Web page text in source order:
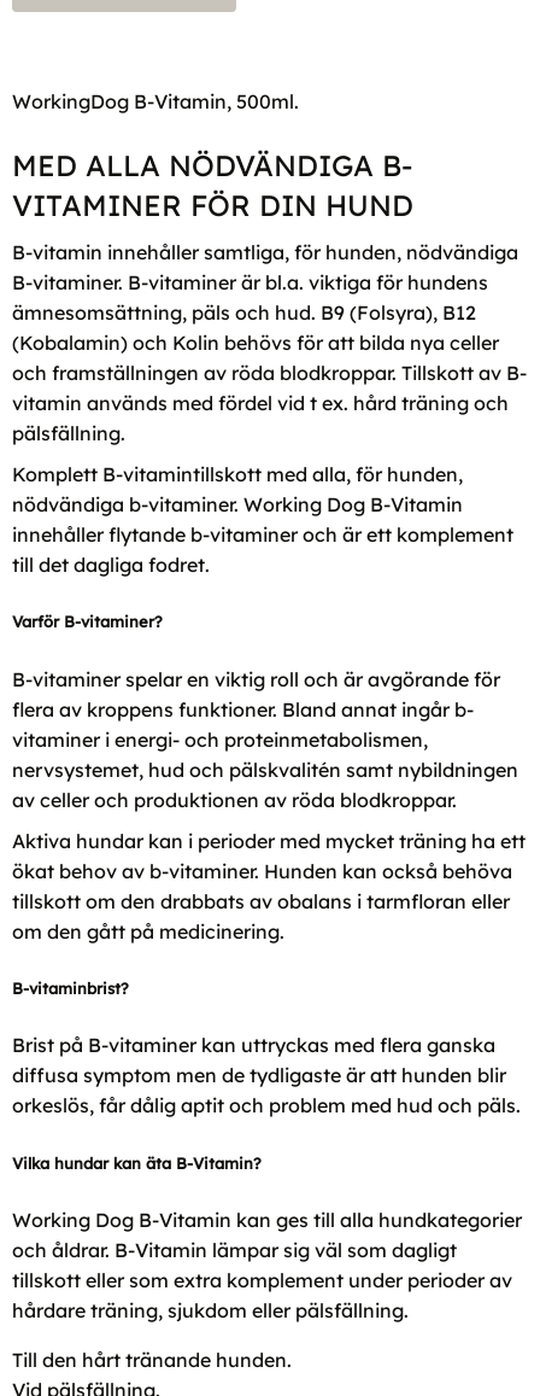
WorkingDog B-Vitamin, 500ml.
MED ALLA NÖDVÄNDIGA B-
VITAMINER FÖR DIN HUND
B-vitamin innehåller samtliga, för hunden, nödvändiga
B-vitaminer. B-vitaminer är bl.a. viktiga för hundens
ämnesomsättning, päls och hud. B9 (Folsyra), B12
(Kobalamin) och Kolin behövs för att bilda nya celler
och framställningen av röda blodkroppar. Tillskott av B-
vitamin används med fördel vid t ex. hård träning och
pälsfällning.
Komplett B-vitamintillskott med alla, för hunden,
nödvändiga b-vitaminer. Working Dog B-Vitamin
innehåller flytande b-vitaminer och är ett komplement
till det dagliga fodret.
Varför B-vitaminer?
B-vitaminer spelar en viktig roll och är avgörande för
flera av kroppens funktioner. Bland annat ingår b-
vitaminer i energi- och proteinmetabolismen,
nervsystemet, hud och pälskvalitén samt nybildningen
av celler och produktionen av röda blodkroppar.
Aktiva hundar kan i perioder med mycket träning ha ett
ökat behov av b-vitaminer. Hunden kan också behöva
tillskott om den drabbats av obalans i tarmfloran eller
om den gått på medicinering.
B-vitaminbrist?
Brist på B-vitaminer kan uttryckas med flera ganska
diffusa symptom men de tydligaste är att hunden blir
orkeslös, får dålig aptit och problem med hud och päls.
Vilka hundar kan äta B-Vitamin?
Working Dog B-Vitamin kan ges till alla hundkategorier
och åldrar. B-Vitamin lämpar sig väl som dagligt
tillskott eller som extra komplement under perioder av
hårdare träning, sjukdom eller pälsfällning.
Till den hårt tränande hunden.
Vid pälsfällning.